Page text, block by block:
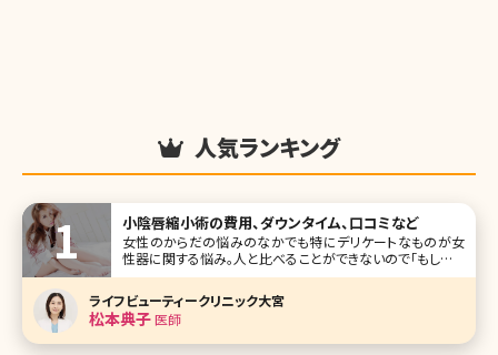
人気ランキング
小陰唇縮小術の費用、ダウンタイム、口コミなど
女性のからだの悩みのなかでも特にデリケートなものが女
性器に関する悩み。人と比べることができないので「もしかし
たらみんなと違うのかな?」という不安を抱えている人が意外
に多いのです。なかでも小陰唇（しょういんしん）の肥大や左
右差などは意外と多い悩み。ここでは気になるけれど、なか
なか人に聞けない「小陰唇縮
ライフビューティークリニック大宮
松本典子医師